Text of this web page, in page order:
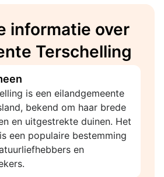
informatie over
Terschelling
is een eilandgemeente
bekend om haar brede
en uitgestrekte duinen. Het
een populaire bestemming
en